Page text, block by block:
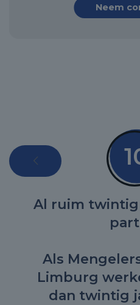
Neem
Al ruim twintig
Als
Limburg
dan twintig